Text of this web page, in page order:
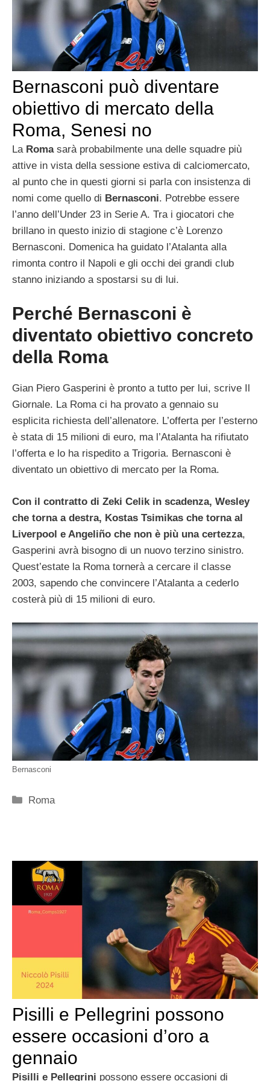
Bernasconi può diventare
obiettivo di mercato della
Roma, Senesi no
La Romasarà probabilmente una delle squadre più
attive in vista della sessione estiva di calciomercato,
al punto che in questi giorni si parla con insistenza di
nomi come quello di Bernasconi. Potrebbe essere
l’anno dell’Under 23 in Serie A. Tra i giocatori che
brillano in questo inizio di stagione c’è Lorenzo
Bernasconi. Domenica ha guidato l’Atalanta alla
rimonta contro il Napoli e gli occhi dei grandi club
stanno iniziando a spostarsi su di lui.
Perché Bernasconi è
diventato obiettivo concreto
della Roma
Gian Piero Gasperini è pronto a tutto per lui, scrive Il
Giornale. La Roma ci ha provato a gennaio su
esplicita richiesta dell’allenatore. L’offerta per l’esterno
è stata di 15 milioni di euro, ma l’Atalanta ha rifiutato
l’offerta e lo ha rispedito a Trigoria. Bernasconi è
diventato un obiettivo di mercato per la Roma.
Con il contratto di Zeki Celik in scadenza, Wesley
che torna a destra, Kostas Tsimikas che torna al
Liverpool e Angeliño che non è più una certezza,
Gasperini avrà bisogno di un nuovo terzino sinistro.
Quest’estate la Roma tornerà a cercare il classe
2003, sapendo che convincere l’Atalanta a cederlo
costerà più di 15 milioni di euro.
Bernasconi
Categorie
Roma
Pisilli e Pellegrini possono
essere occasioni d’oro a
gennaio
Pisilli e Pellegrini possono essere occasioni di